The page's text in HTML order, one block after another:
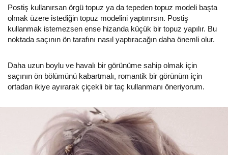
Postiş kullanırsan örgü topuz ya da tepeden topuz modeli başta
olmak üzere istediğin topuz modelini yaptırırsın. Postiş
kullanmak istemezsen ense hizanda küçük bir topuz yapılır. Bu
noktada saçının ön tarafını nasıl yaptıracağın daha önemli olur.
Daha uzun boylu ve havalı bir görünüme sahip olmak için
saçının ön bölümünü kabartmalı, romantik bir görünüm için
ortadan ikiye ayırarak çiçekli bir taç kullanmanı öneriyorum.